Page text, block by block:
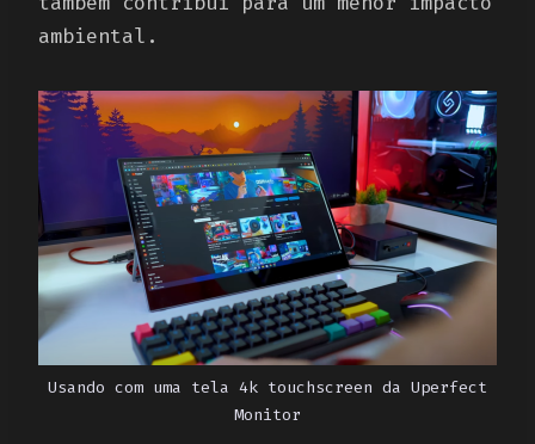
ambiental.
Usando com uma tela 4k touchscreen da Uperfect
Monitor